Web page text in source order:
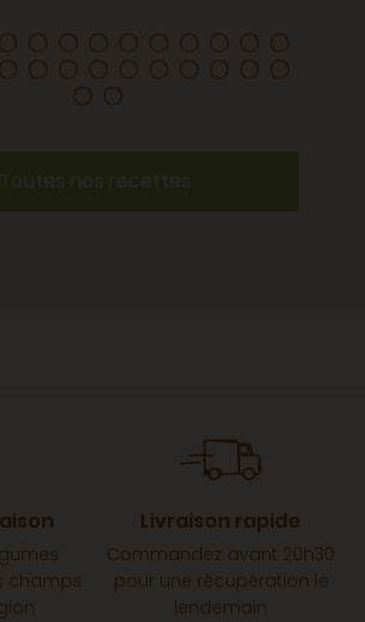
Toutes nos recettes
champs
Livraison rapide
Commandez avant 20h30
pour une récupération le
lendemain